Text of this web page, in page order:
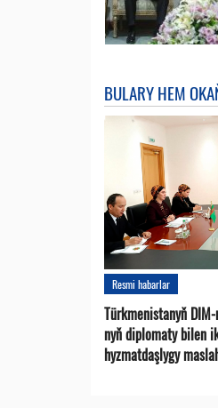
BULARY HEM
Resmi habarlar
Türkmenistanyň
nyň diplomaty bilen
hyzmatdaşlygy